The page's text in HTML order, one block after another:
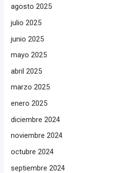
agosto 2025
julio 2025
junio 2025
mayo 2025
abril 2025
marzo 2025
enero 2025
diciembre 2024
noviembre 2024
octubre 2024
septiembre 2024